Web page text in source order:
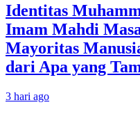
Identitas
Imam Mahdi
Mayoritas
dari Apa yang
3 hari ago